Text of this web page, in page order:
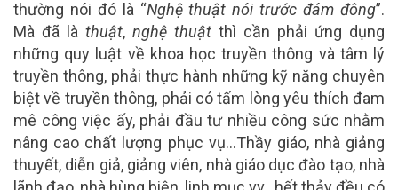
thường nói đó là “Nghệ thuật nói trước đám đông”.
Mà đã là thuật, nghệ thuật thì cần phải ứng dụng
những quy luật về khoa học truyền thông và tâm lý
truyền thông, phải thực hành những kỹ năng chuyên
biệt về truyền thông, phải có tấm lòng yêu thích đam
mê công việc ấy, phải đầu tư nhiều công sức nhằm
nâng cao chất lượng phục vụ…Thầy giáo, nhà giảng
thuyết, diễn giả, giảng viên, nhà giáo dục đào tạo, nhà